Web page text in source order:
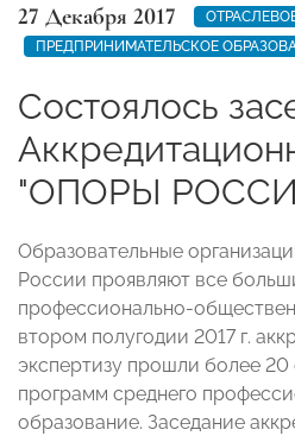
27 Декабря 2017
ПРЕДПРИНИМАТЕЛЬСКОЕ
Состоялось
"ОПОРЫ
Образовательные
России проявляют все
профессионально-
втором полугодии 2017 г.
экспертизу прошли более 20
программ среднего
образование. Заседание